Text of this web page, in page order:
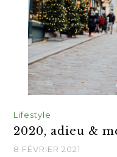
Lifestyle
2020, adieu &
8 FÉVRIER 2021